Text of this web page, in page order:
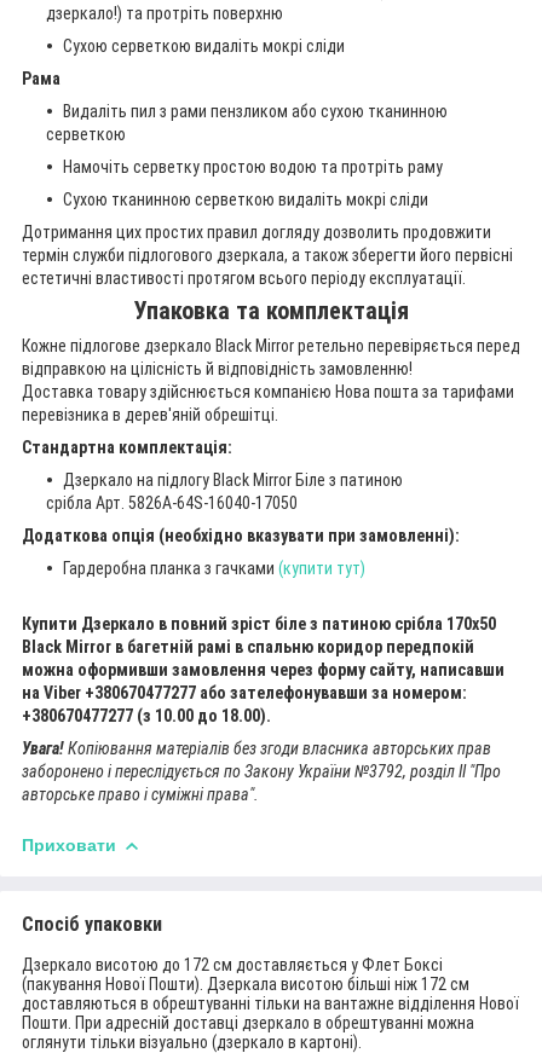
дзеркало!) та протріть поверхню
Сухою серветкою видаліть мокрі сліди
Рама
Видаліть пил з рами пензликом або сухою тканинною
серветкою
Намочіть серветку простою водою та протріть раму
Сухою тканинною серветкою видаліть мокрі сліди
Дотримання цих простих правил догляду дозволить продовжити
термін служби підлогового дзеркала, а також зберегти його первісні
естетичні властивості протягом всього періоду експлуатації.
Упаковка та комплектація
Кожне підлогове дзеркало Black Mirror ретельно перевіряється перед
відправкою на цілісність й відповідність замовленню!
Доставка товару здійснюється компанією Нова пошта за тарифами
перевізника в дерев'яній обрешітці.
Стандартна комплектація:
Дзеркало на підлогу Black Mirror Біле з патиною
срібла Арт. 5826А-64S-16040-17050
Додаткова опція (необхідно вказувати при замовленні):
Гардеробна планка з гачками (купити тут)
Купити Дзеркало в повний зріст біле з патиною срібла 170х50
Black Mirror в багетній рамі в спальню коридор передпокій
можна оформивши замовлення через форму сайту, написавши
на Viber +380670477277 або зателефонувавши за номером:
+380670477277 (з 10.00 до 18.00).
Увага!Копіювання матеріалів без згоди власника авторських прав
заборонено і переслідується по Закону України №3792, розділ II "Про
авторське право і суміжні права".
Приховати
Спосіб упаковки
Дзеркало висотою до 172 см доставляється у Флет Боксі
(пакування Нової Пошти). Дзеркала висотою більші ніж 172 см
доставляються в обрештуванні тільки на вантажне відділення Нової
Пошти. При адресній доставці дзеркало в обрештуванні можна
оглянути тільки візуально (дзеркало в картоні).